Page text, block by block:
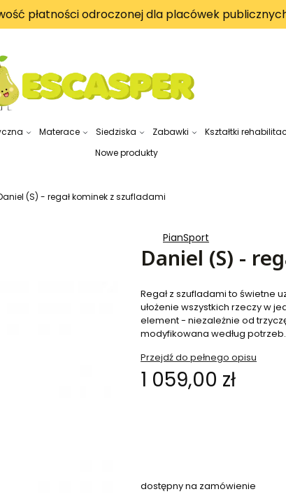
płatności odroczonej dla placówek
Materace Siedziska Zabawki
Kształtki
Nowe produkty
(S) - regał kominek z szufladami
PianSport
Daniel (S) -
Regał z szufladami to świetne
ułożenie wszystkich rzeczy w
element - niezależnie od
modyfikowana według potrzeb.
Przejdź do pełnego opisu
Cena
1 059,00 zł
dostępny na zamówienie